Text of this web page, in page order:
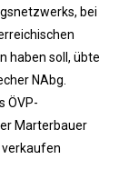
bei
haben soll, übte
NAbg.
ÖVP-
Marterbauer